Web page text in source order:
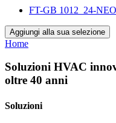
FT-GB 1012_24-
Aggiungi alla sua selezione
Home
Soluzioni HVAC
oltre 40 anni
Soluzioni